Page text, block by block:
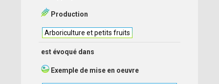
Production
Arboriculture et petits fruits
est évoqué dans
Exemple de mise en oeuvre